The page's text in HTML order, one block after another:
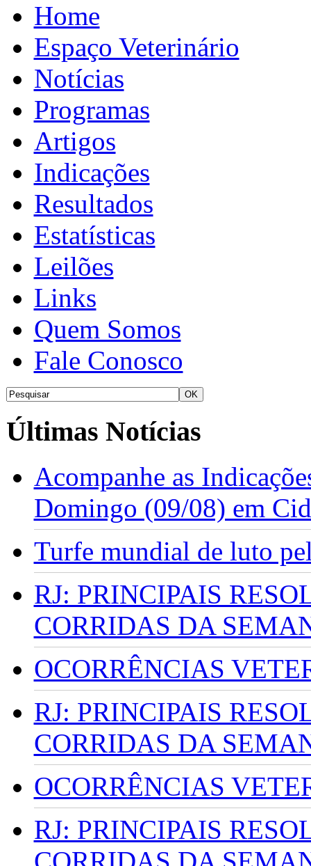
Home
Espaço Veterinário
Notícias
Programas
Artigos
Indicações
Resultados
Estatísticas
Leilões
Links
Quem Somos
Fale Conosco
Últimas Notícias
Acompanhe as
Domingo (09/08) em
Turfe mundial de luto
RJ: PRINCIPAIS
CORRIDAS DA
OCORRÊNCIAS
RJ: PRINCIPAIS
CORRIDAS DA
OCORRÊNCIAS
RJ: PRINCIPAIS